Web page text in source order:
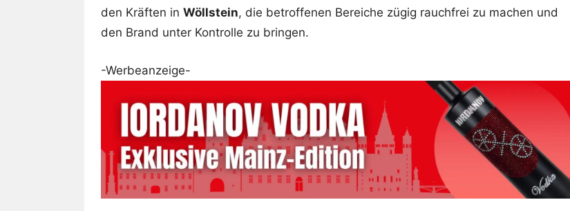
den Kräften in Wöllstein, die betroffenen Bereiche zügig rauchfrei zu machen und
den Brand unter Kontrolle zu bringen.
-Werbeanzeige-